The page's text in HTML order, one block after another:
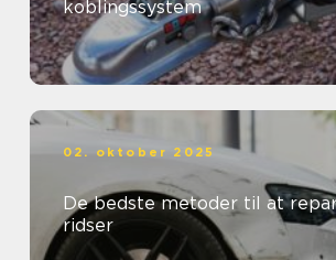
koblingssystem
02. oktober 2025
De bedste metoder til at
ridser